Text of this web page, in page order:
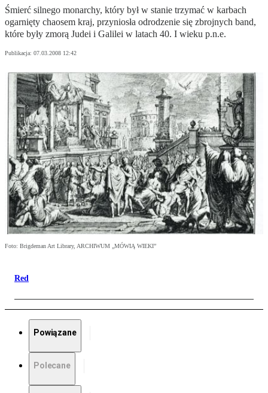
Śmierć silnego monarchy, który był w stanie trzymać w karbach
ogarnięty chaosem kraj, przyniosła odrodzenie się zbrojnych band,
które były zmorą Judei i Galilei w latach 40. I wieku p.n.e.
Publikacja: 07.03.2008 12:42
Foto: Brigdeman Art Library, ARCHIWUM „MÓWIĄ WIEKI”
Red
Powiązane
Polecane